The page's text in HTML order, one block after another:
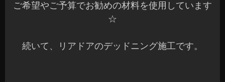
ご希望やご予算でお勧めの材料を使用しています
☆
続いて、リアドアのデッドニング施工です。